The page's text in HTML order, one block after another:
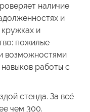
наличие
и
кружках и
пожилые
возможностями
навыков работы с
стенда. За всё
чем 300.